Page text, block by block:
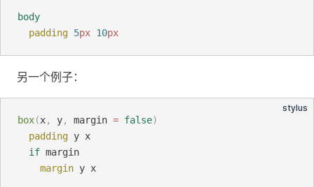
body
padding 5px 10px
另一个例子：
stylus
box(x, y, margin = false)
padding y x
if margin
margin y x